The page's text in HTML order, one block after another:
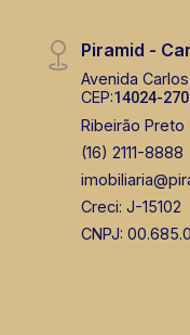
Piramid -
Avenida
CEP:14024-270
Ribeirão Preto
(16) 2111-8888
Creci: J-15102
CNPJ: